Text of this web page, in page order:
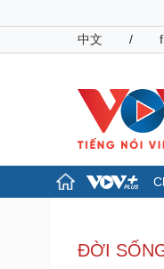
中文
/
Đảng
Tổ chức nhân
ĐỜI